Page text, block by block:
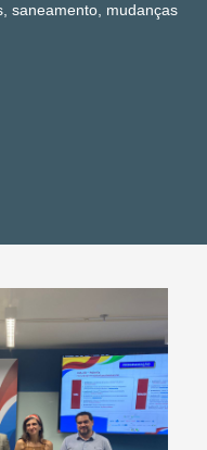
saneamento, mudanças